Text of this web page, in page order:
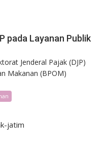
pada Layanan Publik
Jenderal Pajak (DJP)
Makanan (BPOM)